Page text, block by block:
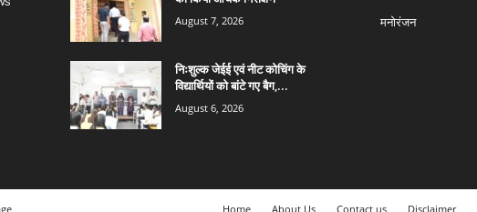
August 7, 2026
निःशुल्क जेईई एवं नीट कोचिंग के
विद्यार्थियों को बांटे गए बैग,...
August 6, 2026
मनोरंजन
Home About Us Contact us Disclaimer